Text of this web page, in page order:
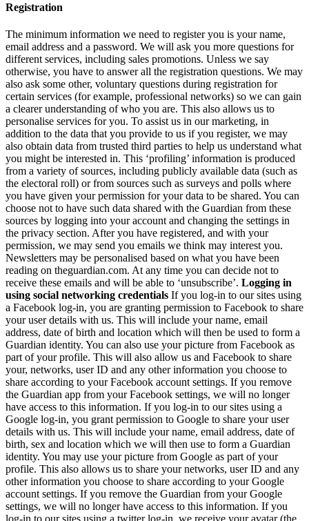
Registration
The minimum information we need to register you is your name,
email address and a password. We will ask you more questions for
different services, including sales promotions. Unless we say
otherwise, you have to answer all the registration questions. We may
also ask some other, voluntary questions during registration for
certain services (for example, professional networks) so we can gain
a clearer understanding of who you are. This also allows us to
personalise services for you. To assist us in our marketing, in
addition to the data that you provide to us if you register, we may
also obtain data from trusted third parties to help us understand what
you might be interested in. This ‘profiling’ information is produced
from a variety of sources, including publicly available data (such as
the electoral roll) or from sources such as surveys and polls where
you have given your permission for your data to be shared. You can
choose not to have such data shared with the Guardian from these
sources by logging into your account and changing the settings in
the privacy section. After you have registered, and with your
permission, we may send you emails we think may interest you.
Newsletters may be personalised based on what you have been
reading on theguardian.com. At any time you can decide not to
receive these emails and will be able to ‘unsubscribe’. Logging in
using social networking credentials If you log-in to our sites using
a Facebook log-in, you are granting permission to Facebook to share
your user details with us. This will include your name, email
address, date of birth and location which will then be used to form a
Guardian identity. You can also use your picture from Facebook as
part of your profile. This will also allow us and Facebook to share
your, networks, user ID and any other information you choose to
share according to your Facebook account settings. If you remove
the Guardian app from your Facebook settings, we will no longer
have access to this information. If you log-in to our sites using a
Google log-in, you grant permission to Google to share your user
details with us. This will include your name, email address, date of
birth, sex and location which we will then use to form a Guardian
identity. You may use your picture from Google as part of your
profile. This also allows us to share your networks, user ID and any
other information you choose to share according to your Google
account settings. If you remove the Guardian from your Google
settings, we will no longer have access to this information. If you
log-in to our sites using a twitter log-in, we receive your avatar (the